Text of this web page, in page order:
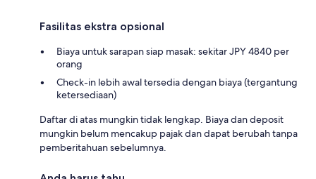
Fasilitas ekstra opsional
Biaya untuk sarapan siap masak: sekitar JPY 4840 per
orang
Check-in lebih awal tersedia dengan biaya (tergantung
ketersediaan)
Daftar di atas mungkin tidak lengkap. Biaya dan deposit
mungkin belum mencakup pajak dan dapat berubah tanpa
pemberitahuan sebelumnya.